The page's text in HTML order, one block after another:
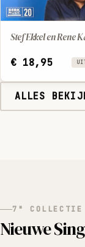
Stef Ekkel en Rene
€18,95
ALLES
7" COLLECTIE
Nieuwe